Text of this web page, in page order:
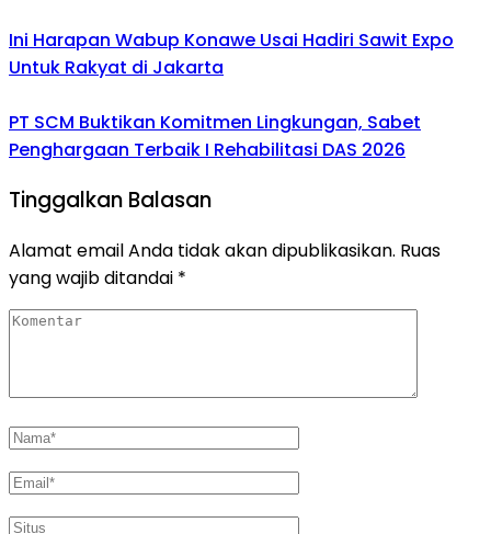
Ini Harapan Wabup Konawe Usai Hadiri Sawit Expo
Untuk Rakyat di Jakarta
PT SCM Buktikan Komitmen Lingkungan, Sabet
Penghargaan Terbaik I Rehabilitasi DAS 2026
Tinggalkan Balasan
Alamat email Anda tidak akan dipublikasikan. Ruas
yang wajib ditandai *